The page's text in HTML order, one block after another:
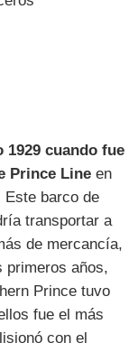
1929 cuando fue
Prince Line en
Este barco de
transportar a
de mercancía,
primeros años,
Prince tuvo
fue el más
con el